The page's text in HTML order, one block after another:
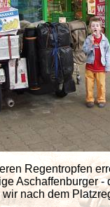
Regentropfen
Aschaffenburger
nach dem